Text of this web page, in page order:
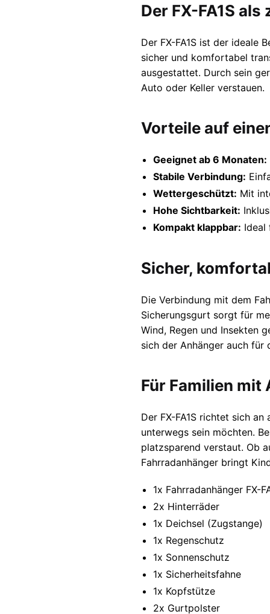
Der FX-FA1S
Der FX-FA1S ist der ideale
sicher und komfortabel
ausgestattet. Durch sein
Auto oder Keller verstauen.
Vorteile auf
Geeignet ab 6 Monaten:
Stabile Verbindung:
Wettergeschützt: Mit
Hohe Sichtbarkeit:
Kompakt klappbar: Ideal
Sicher,
Die Verbindung mit dem
Sicherungsgurt sorgt für
Wind, Regen und Insekten
sich der Anhänger auch für
Für Familien
Der FX-FA1S richtet sich
unterwegs sein möchten.
platzsparend verstaut. Ob
Fahrradanhänger bringt
1x Fahrradanhänger FX-
2x Hinterräder
1x Deichsel (Zugstange)
1x Regenschutz
1x Sonnenschutz
1x Sicherheitsfahne
1x Kopfstütze
2x Gurtpolster